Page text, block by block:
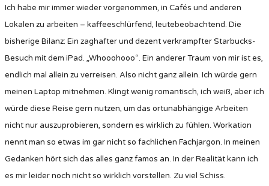
Ich habe mir immer wieder vorgenommen, in Cafés und anderen
Lokalen zu arbeiten – kaffeeschlürfend, leutebeobachtend. Die
bisherige Bilanz: Ein zaghafter und dezent verkrampfter Starbucks-
Besuch mit dem iPad. „Whooohooo“. Ein anderer Traum von mir ist es,
endlich mal allein zu verreisen. Also nicht ganz allein. Ich würde gern
meinen Laptop mitnehmen. Klingt wenig romantisch, ich weiß, aber ich
würde diese Reise gern nutzen, um das ortunabhängige Arbeiten
nicht nur auszuprobieren, sondern es wirklich zu fühlen. Workation
nennt man so etwas im gar nicht so fachlichen Fachjargon. In meinen
Gedanken hört sich das alles ganz famos an. In der Realität kann ich
es mir leider noch nicht so wirklich vorstellen. Zu viel Schiss.